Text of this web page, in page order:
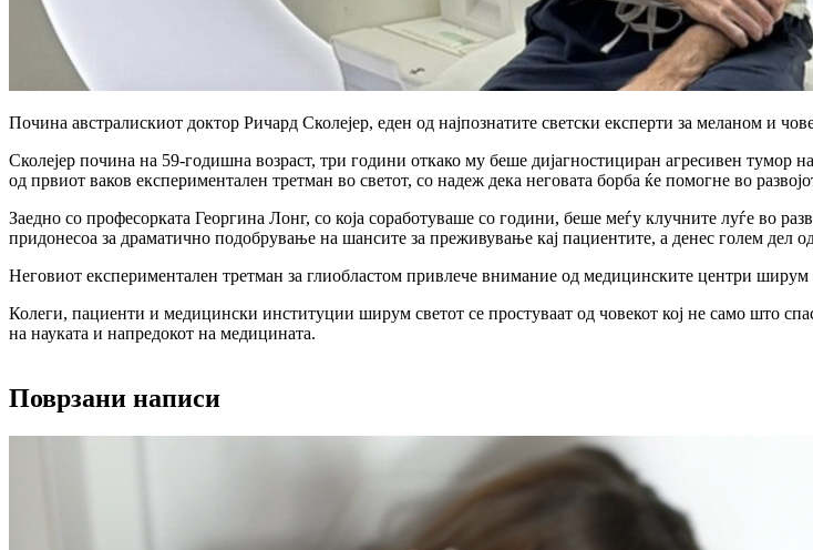
Почина австралискиот доктор Ричард Сколејер, еден од најпознатите светски експерти за меланом и
Сколејер почина на 59-годишна возраст, три години откако му беше дијагностициран агресивен тумор
од првиот ваков експериментален третман во светот, со надеж дека неговата борба ќе помогне во
Заедно со професорката Георгина Лонг, со која соработуваше со години, беше меѓу клучните луѓе во
придонесоа за драматично подобрување на шансите за преживување кај пациентите, а денес голем дел
Неговиот експериментален третман за глиобластом привлече внимание од медицинските центри
Колеги, пациенти и медицински институции ширум светот се простуваат од човекот кој не само што
на науката и напредокот на медицината.
Поврзани написи